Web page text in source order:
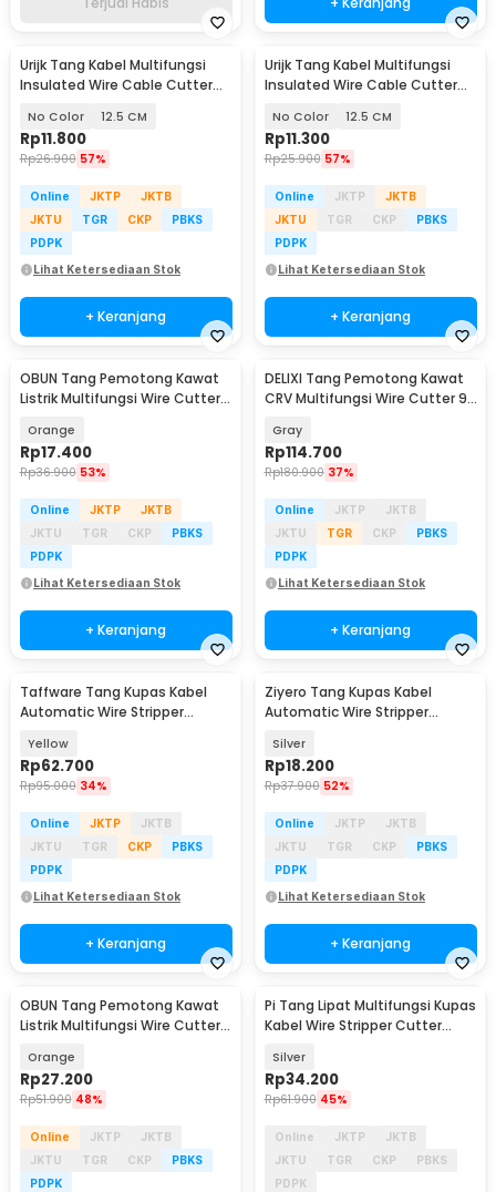
Urijk Tang Kabel Multifungsi
Insulated Wire Cable Cutter
No Color 12.5 CM
Rp11.800
Rp26.900 57%
Online JKTP
JKTB
JKTU
TGR CKP
PBKS
PDPK
Lihat Ketersediaan Stok
+ Keranjang
Urijk Tang Kabel Multifungsi
Insulated Wire Cable Cutter
No Color 12.5 CM
Rp11.300
Rp25.900 57%
Online JKTP
JKTB
JKTU
TGR CKP
PBKS
PDPK
Lihat Ketersediaan Stok
+ Keranjang
OBUN Tang Pemotong Kawat
Listrik Multifungsi Wire Cutter
Orange
Rp17.400
Rp36.900 53%
Online JKTP
JKTB
JKTU
TGR CKP
PBKS
PDPK
Lihat Ketersediaan Stok
+ Keranjang
DELIXI Tang Pemotong Kawat
CRV Multifungsi Wire Cutter 9
Gray
Rp114.700
Rp180.900 37%
Online JKTP
JKTB
JKTU
TGR CKP
PBKS
PDPK
Lihat Ketersediaan Stok
+ Keranjang
Taffware Tang Kupas Kabel
Automatic Wire Stripper
Yellow
Rp62.700
Rp95.000 34%
Online JKTP
JKTB
JKTU
TGR CKP
PBKS
PDPK
Lihat Ketersediaan Stok
+ Keranjang
Ziyero Tang Kupas Kabel
Automatic Wire Stripper
Silver
Rp18.200
Rp37.900 52%
Online JKTP
JKTB
JKTU
TGR CKP
PBKS
PDPK
Lihat Ketersediaan Stok
+ Keranjang
OBUN Tang Pemotong Kawat
Listrik Multifungsi Wire Cutter 8
Orange
Rp27.200
Rp51.900 48%
Online JKTP
JKTB
JKTU
TGR CKP
PBKS
PDPK
Akan Datang
Pi Tang Lipat Multifungsi Kupas
Kabel Wire Stripper Cutter
Silver
Rp34.200
Rp61.900 45%
Online JKTP
JKTB
JKTU
TGR CKP
PBKS
PDPK